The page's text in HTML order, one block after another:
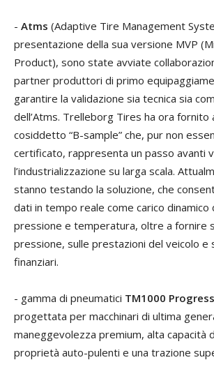
- Atms (Adaptive Tire Management
presentazione della sua versione MVP
Product), sono state avviate
partner produttori di primo
garantire la validazione sia tecnica sia
dell’Atms. Trelleborg Tires ha ora fornito
cosiddetto “B-sample” che, pur non
certificato, rappresenta un passo avanti
l’industrializzazione su larga scala.
stanno testando la soluzione, che
dati in tempo reale come carico dinamico
pressione e temperatura, oltre a fornire
pressione, sulle prestazioni del veicolo e
finanziari.
- gamma di pneumatici TM1000
progettata per macchinari di ultima
maneggevolezza premium, alta capacità
proprietà auto-pulenti e una trazione